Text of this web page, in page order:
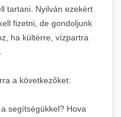
tartani. Nyilván ezekért
fizetni, de gondoljunk
ha kültérre, vízpartra
a következőket:
segítségükkel? Hova